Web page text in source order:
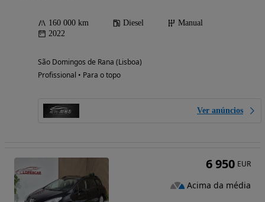
160 000 km Diesel
Manual
2022
São Domingos de Rana (Lisboa)
Profissional • Para o topo
Ver anúncios
6 950 EUR
Acima da média